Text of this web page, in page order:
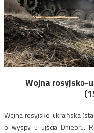
Wojna rosyjsko-
Wojna rosyjsko-ukraińska
o wyspy u ujścia Dniepru.